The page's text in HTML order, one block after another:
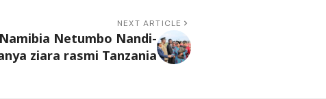
NEXT ARTICLE
Netumbo Nandi-
ziara rasmi Tanzania